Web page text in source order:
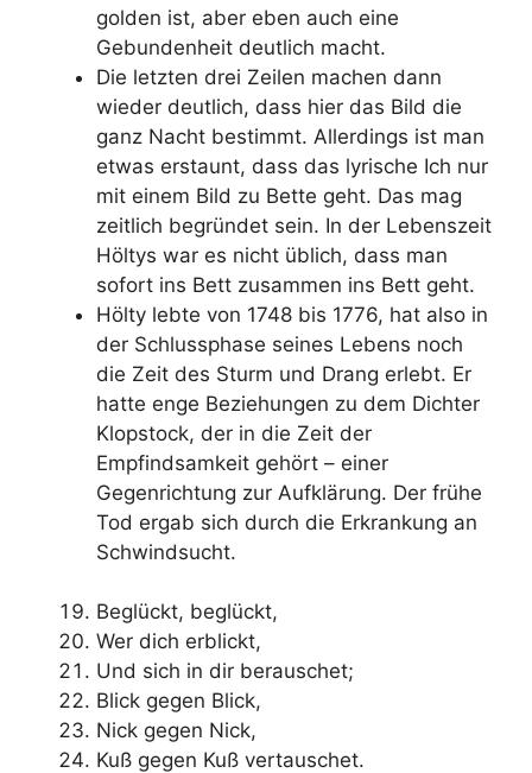
golden ist, aber eben auch eine
Gebundenheit deutlich macht.
Die letzten drei Zeilen machen dann
wieder deutlich, dass hier das Bild die
ganz Nacht bestimmt. Allerdings ist man
etwas erstaunt, dass das lyrische Ich nur
mit einem Bild zu Bette geht. Das mag
zeitlich begründet sein. In der Lebenszeit
Höltys war es nicht üblich, dass man
sofort ins Bett zusammen ins Bett geht.
Hölty lebte von 1748 bis 1776, hat also in
der Schlussphase seines Lebens noch
die Zeit des Sturm und Drang erlebt. Er
hatte enge Beziehungen zu dem Dichter
Klopstock, der in die Zeit der
Empfindsamkeit gehört – einer
Gegenrichtung zur Aufklärung. Der frühe
Tod ergab sich durch die Erkrankung an
Schwindsucht.
Beglückt, beglückt,
Wer dich erblickt,
Und sich in dir berauschet;
Blick gegen Blick,
Nick gegen Nick,
Kuß gegen Kuß vertauschet.